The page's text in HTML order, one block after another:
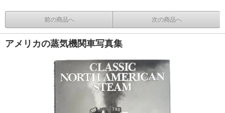
前の商品へ 次の商品へ
アメリカの蒸気機関車写真集